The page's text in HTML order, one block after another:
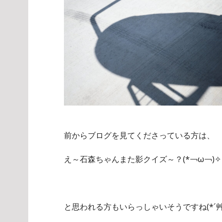
前からブログを見てくださっている方は、
え～石森ちゃんまた影クイズ～？(*￢ω￢)✧
と思われる方もいらっしゃいそうですね(*´